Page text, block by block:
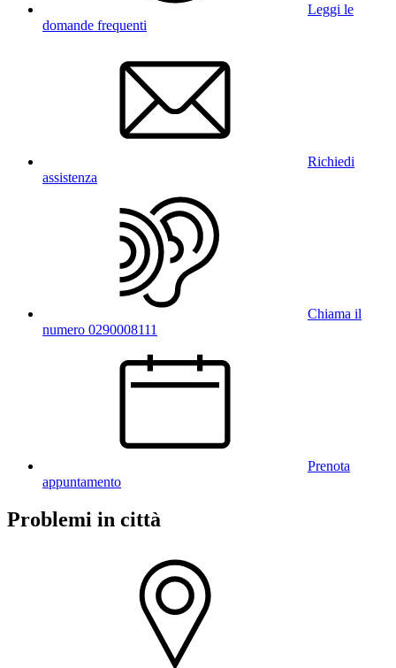
Leggi le
domande frequenti
Richiedi
assistenza
Chiama il
numero 0290008111
Prenota
appuntamento
Problemi in città